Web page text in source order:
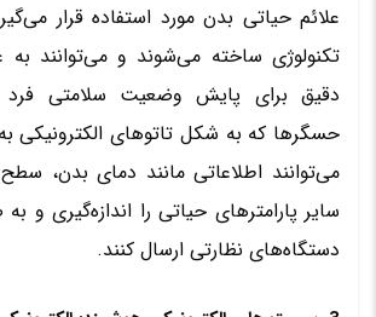
علائم حیاتی بدن مورد استفاده قرار
تکنولوژی ساخته می‌شوند و می‌توانند
دقیق برای پایش وضعیت سلامتی فرد
حسگرها که به شکل تاتوهای الکترونیکی
می‌توانند اطلاعاتی مانند دمای بدن،
سایر پارامترهای حیاتی را اندازه‌گیری و
دستگاه‌های نظارتی ارسال کنند.